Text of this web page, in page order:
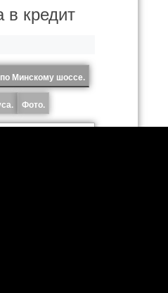
в кредит
Минскому шоссе.
Фото.